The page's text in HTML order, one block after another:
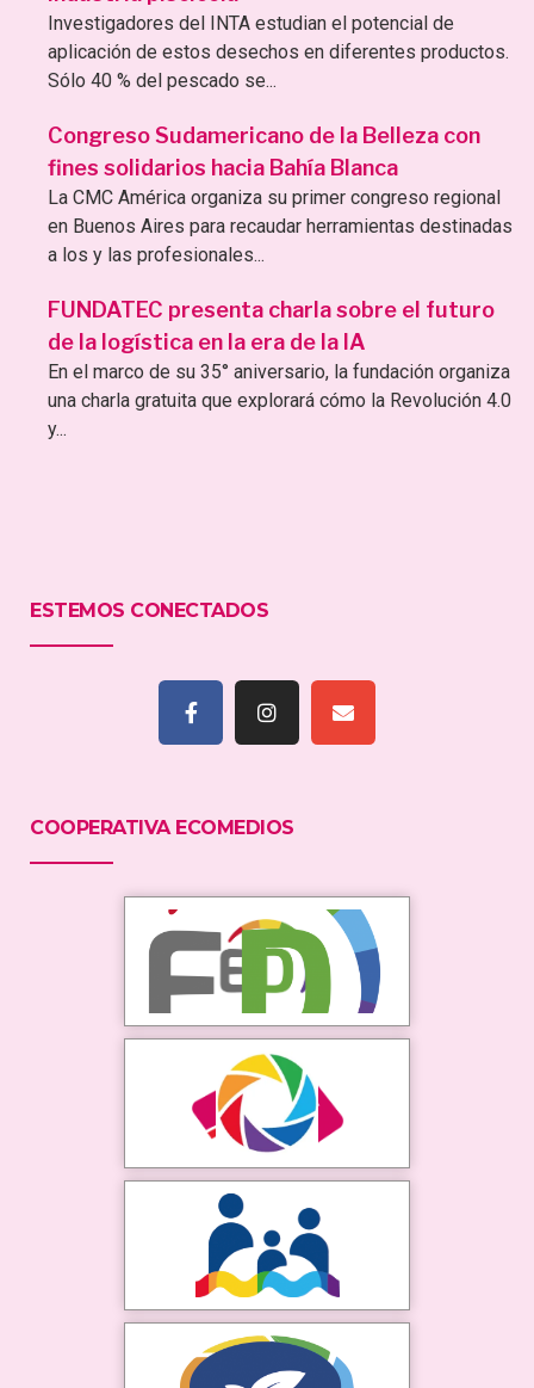
Investigadores del INTA estudian el potencial de
aplicación de estos desechos en diferentes productos.
Sólo 40 % del pescado se...
Congreso Sudamericano de la Belleza con
fines solidarios hacia Bahía Blanca
La CMC América organiza su primer congreso regional
en Buenos Aires para recaudar herramientas destinadas
a los y las profesionales...
FUNDATEC presenta charla sobre el futuro
de la logística en la era de la IA
En el marco de su 35° aniversario, la fundación organiza
una charla gratuita que explorará cómo la Revolución 4.0
y...
ESTEMOS CONECTADOS
COOPERATIVA ECOMEDIOS